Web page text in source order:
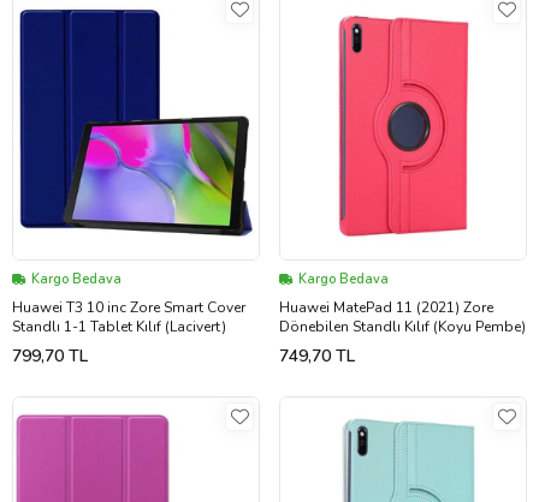
Kargo Bedava
Huawei T3 10 inc Zore Smart Cover
Standlı 1-1 Tablet Kılıf (Lacivert)
799,70 TL
Kargo Bedava
Huawei MatePad 11 (2021) Zore
Dönebilen Standlı Kılıf (Koyu Pembe)
749,70 TL